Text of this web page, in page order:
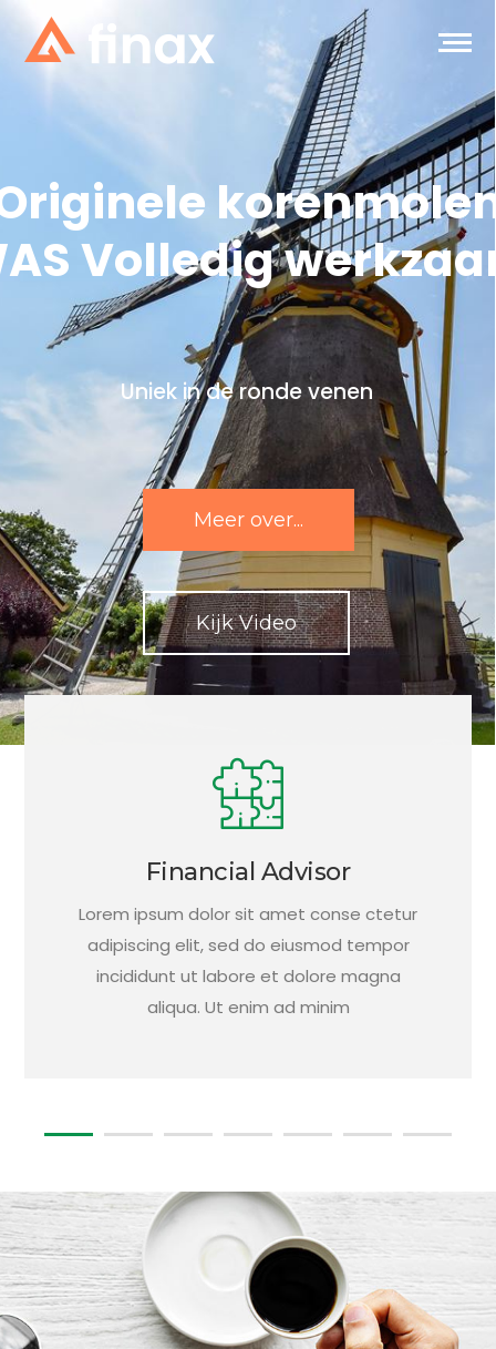
Volledig
Uniek in de ronde venen
Meer over...
Kijk Video
Financial Advisor
Lorem ipsum dolor sit amet conse ctetur
adipiscing elit, sed do eiusmod tempor
incididunt ut labore et dolore magna
aliqua. Ut enim ad minim